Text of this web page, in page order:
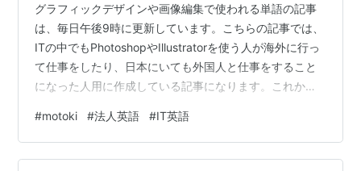
グラフィックデザインや画像編集で使われる単語の記事
は、毎日午後9時に更新しています。こちらの記事では、
ITの中でもPhotoshopやIllustratorを使う人が海外に行っ
て仕事をしたり、日本にいても外国人と仕事をすること
になった人用に作成している記事になります。これから
Illustratorを使ったことがない人でも、知識を一緒に増や
して学べるように日本語の意味の解説もあるので、みて
くださいね！毎日3つずつでも継続すると1カ月、2カ月と
#motoki #法人英語 #IT英語